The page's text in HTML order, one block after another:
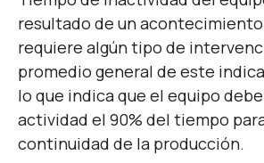
resultado de un
requiere algún tipo de
promedio general de este
lo que indica que el equipo
actividad el 90% del tiempo
continuidad de la producción.